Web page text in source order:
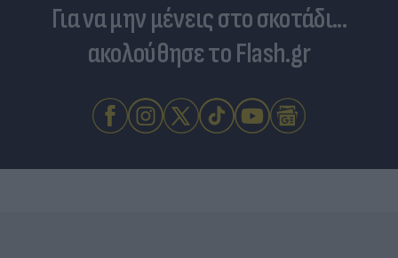
Για να μην μένεις στο σκοτάδι...
ακολούθησε το Flash.gr